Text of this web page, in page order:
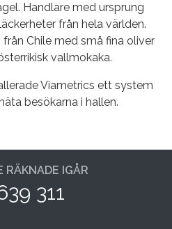
Handlare med ursprung
från hela världen.
Chile med små fina oliver
vallmokaka.
Viametrics ett system
besökarna i hallen.
RÄKNADE IGÅR
311